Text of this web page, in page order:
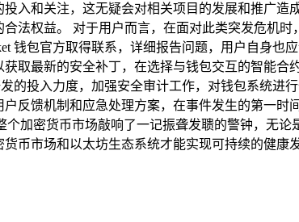
入和关注，这无疑会对相关项目的发展和推广造
法权益。 对于用户而言，在面对此类突发危机时
钱包官方取得联系，详细报告问题，用户自身也应
取最新的安全补丁，在选择与钱包交互的智能合
的投入力度，加强安全审计工作，对钱包系统进
反馈机制和应急处理方案，在事件发生的第一时
加密货币市场敲响了一记振聋发聩的警钟，无论
币市场和以太坊生态系统才能实现可持续的健康